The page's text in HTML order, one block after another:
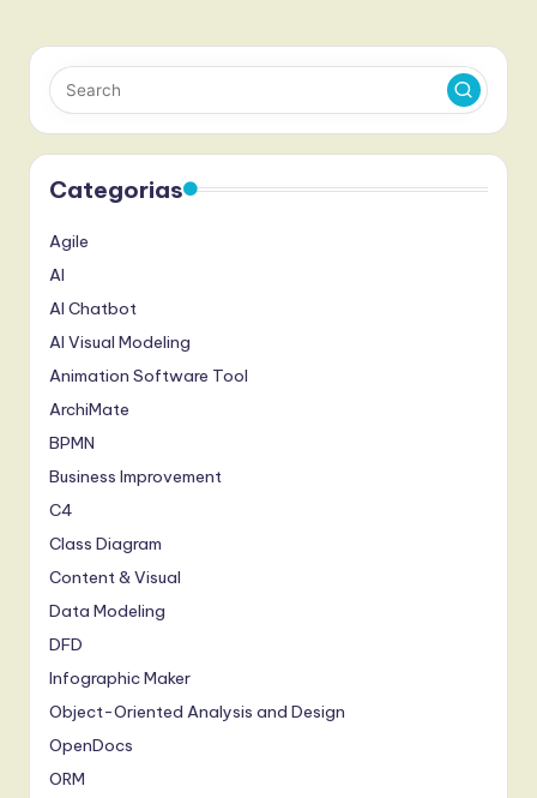
Categorias
Agile
AI
AI Chatbot
AI Visual Modeling
Animation Software Tool
ArchiMate
BPMN
Business Improvement
C4
Class Diagram
Content & Visual
Data Modeling
DFD
Infographic Maker
Object-Oriented Analysis and Design
OpenDocs
ORM